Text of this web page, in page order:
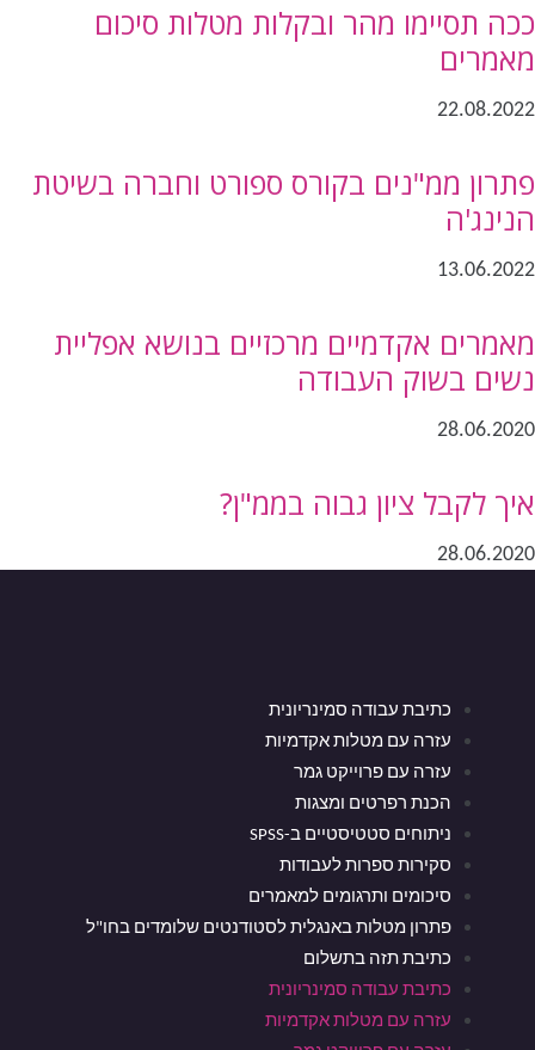
ככה תסיימו מהר ובקלות מטלות סיכום
מאמרים
22.08.2022
פתרון ממ"נים בקורס ספורט וחברה בשיטת
הנינג'ה
13.06.2022
מאמרים אקדמיים מרכזיים בנושא אפליית
נשים בשוק העבודה
28.06.2020
איך לקבל ציון גבוה בממ"ן?
28.06.2020
כתיבת עבודה סמינריונית
עזרה עם מטלות אקדמיות
עזרה עם פרוייקט גמר
הכנת רפרטים ומצגות
ניתוחים סטטיסטיים ב-SPSS
סקירות ספרות לעבודות
סיכומים ותרגומים למאמרים
פתרון מטלות באנגלית לסטודנטים שלומדים בחו"ל
כתיבת תזה בתשלום
כתיבת עבודה סמינריונית
עזרה עם מטלות אקדמיות